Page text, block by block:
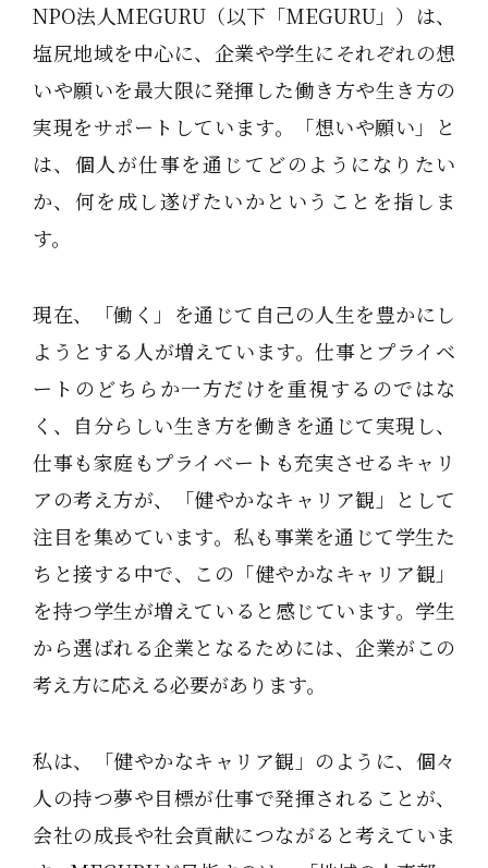
NPO法人MEGURU（以下「MEGURU」）は、
塩尻地域を中心に、企業や学生にそれぞれの想
いや願いを最大限に発揮した働き方や生き方の
実現をサポートしています。「想いや願い」と
は、個人が仕事を通じてどのようになりたい
か、何を成し遂げたいかということを指しま
す。
現在、「働く」を通じて自己の人生を豊かにし
ようとする人が増えています。仕事とプライベ
ートのどちらか一方だけを重視するのではな
く、自分らしい生き方を働きを通じて実現し、
仕事も家庭もプライベートも充実させるキャリ
アの考え方が、「健やかなキャリア観」として
注目を集めています。私も事業を通じて学生た
ちと接する中で、この「健やかなキャリア観」
を持つ学生が増えていると感じています。学生
から選ばれる企業となるためには、企業がこの
考え方に応える必要があります。
私は、「健やかなキャリア観」のように、個々
人の持つ夢や目標が仕事で発揮されることが、
会社の成長や社会貢献につながると考えていま